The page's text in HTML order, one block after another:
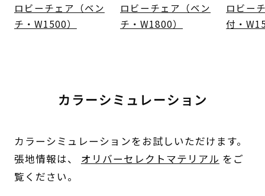
ロビーチェア（ベン
チ・W1500）
ロビーチェア（ベン
チ・W1800）
ロビー
付・
カラーシミュレーション
カラーシミュレーションをお試しいただけます。
張地情報は、 オリバーセレクトマテリアル をご
覧ください。